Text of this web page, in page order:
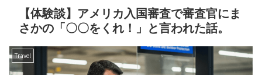
【体験談】アメリカ入国審査で審査官にま
さかの「〇〇をくれ！」と言われた話。
Travel